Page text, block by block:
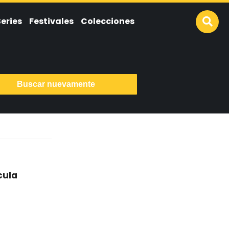
Festivales Colecciones
Buscar nuevamente